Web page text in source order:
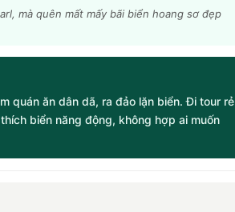
mà quên mất mấy bãi biển hoang sơ đẹp
quán ăn dân dã, ra đảo lặn biển. Đi tour rẻ
biển năng động, không hợp ai muốn